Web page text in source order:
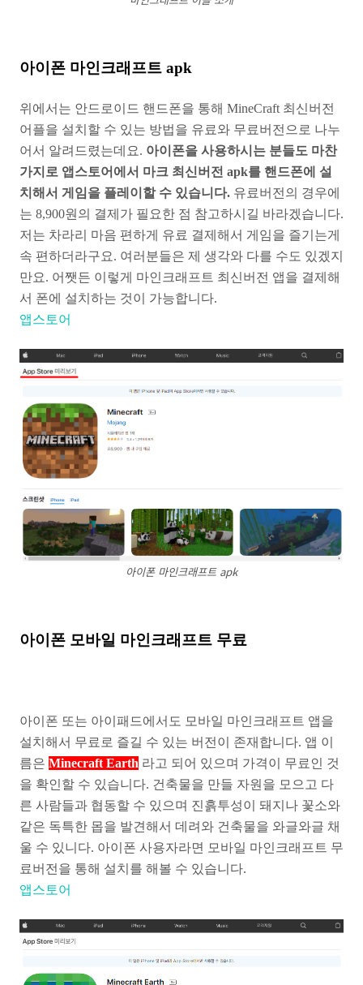
아이폰 마인크래프트 apk
위에서는 안드로이드 핸드폰을 통해 MineCraft 최신버전
어플을 설치할 수 있는 방법을 유료와 무료버전으로 나누
어서 알려드렸는데요. 아이폰을 사용하시는 분들도 마찬
가지로 앱스토어에서 마크 최신버전 apk를 핸드폰에 설
치해서 게임을 플레이할 수 있습니다. 유료버전의 경우에
는 8,900원의 결제가 필요한 점 참고하시길 바라겠습니다.
저는 차라리 마음 편하게 유료 결제해서 게임을 즐기는게
속 편하더라구요. 여러분들은 제 생각와 다를 수도 있겠지
만요. 어쨋든 이렇게 마인크래프트 최신버전 앱을 결제해
서 폰에 설치하는 것이 가능합니다.
앱스토어
아이폰 마인크래프트 apk
아이폰 모바일 마인크래프트 무료
아이폰 또는 아이패드에서도 모바일 마인크래프트 앱을
설치해서 무료로 즐길 수 있는 버전이 존재합니다. 앱 이
름은 Minecraft Earth 라고 되어 있으며 가격이 무료인 것
을 확인할 수 있습니다. 건축물을 만들 자원을 모으고 다
른 사람들과 협동할 수 있으며 진흙투성이 돼지나 꽃소와
같은 독특한 몹을 발견해서 데려와 건축물을 와글와글 채
울 수 있니다. 아이폰 사용자라면 모바일 마인크래프트 무
료버전을 통해 설치를 해볼 수 있습니다.
앱스토어